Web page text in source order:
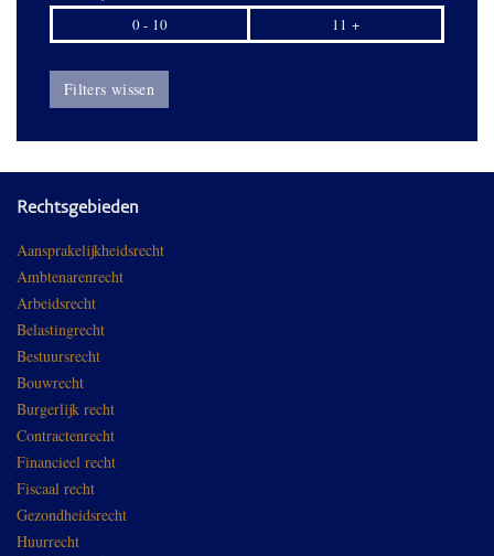
0 - 10 11 +
Filters wissen
Rechtsgebieden
Aansprakelijkheidsrecht
Ambtenarenrecht
Arbeidsrecht
Belastingrecht
Bestuursrecht
Bouwrecht
Burgerlijk recht
Contractenrecht
Financieel recht
Fiscaal recht
Gezondheidsrecht
Huurrecht